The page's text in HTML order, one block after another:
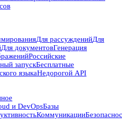
Для рассужденийДля
Для документовГенерация
Российские
запускБесплатные
языкаНедорогой API
и DevOpsБазы
Коммуникации